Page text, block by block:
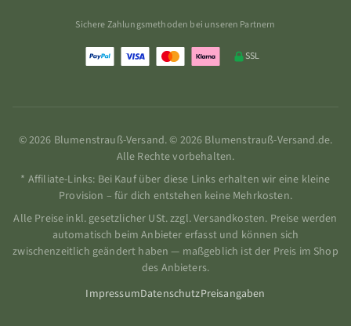
Sichere Zahlungsmethoden bei unseren Partnern
SSL
© 2026 Blumenstrauß-Versand. © 2026 Blumenstrauß-Versand.de.
Alle Rechte vorbehalten.
* Affiliate-Links: Bei Kauf über diese Links erhalten wir eine kleine
Provision – für dich entstehen keine Mehrkosten.
Alle Preise inkl. gesetzlicher USt. zzgl. Versandkosten. Preise werden
automatisch beim Anbieter erfasst und können sich
zwischenzeitlich geändert haben — maßgeblich ist der Preis im Shop
des Anbieters.
ImpressumDatenschutzPreisangaben